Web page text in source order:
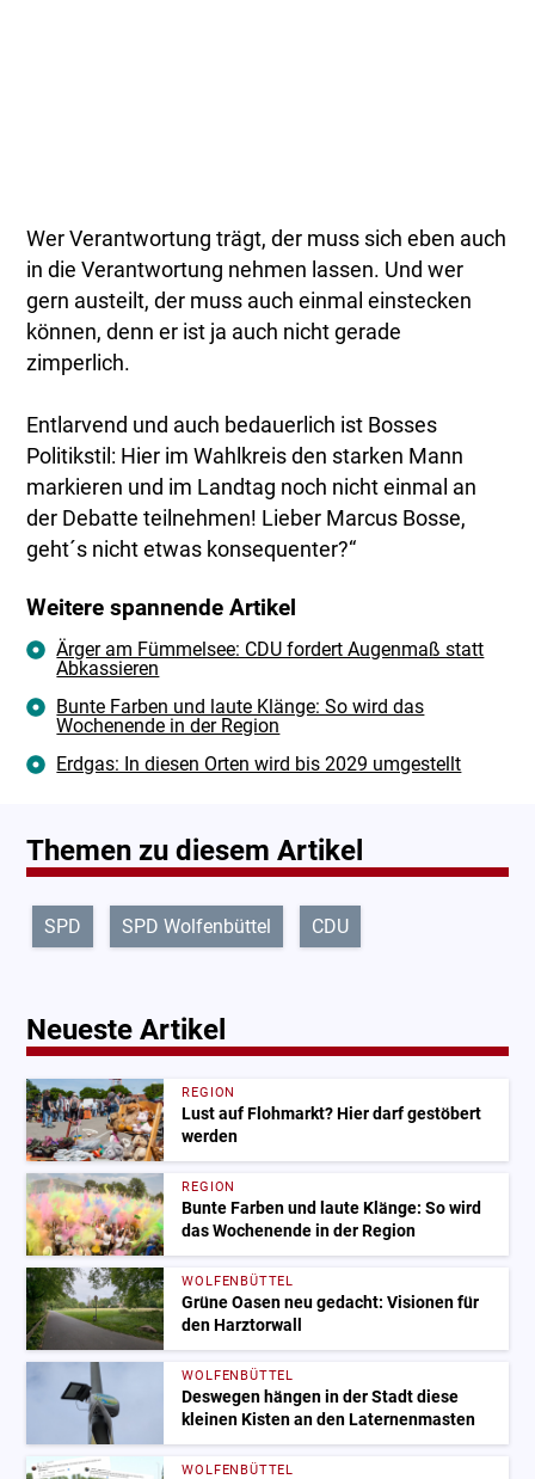
Wer Verantwortung trägt, der muss sich eben auch
in die Verantwortung nehmen lassen. Und wer
gern austeilt, der muss auch einmal einstecken
können, denn er ist ja auch nicht gerade
zimperlich.
Entlarvend und auch bedauerlich ist Bosses
Politikstil: Hier im Wahlkreis den starken Mann
markieren und im Landtag noch nicht einmal an
der Debatte teilnehmen! Lieber Marcus Bosse,
geht´s nicht etwas konsequenter?“
Weitere spannende Artikel
Ärger am Fümmelsee: CDU fordert Augenmaß statt
Abkassieren
Bunte Farben und laute Klänge: So wird das
Wochenende in der Region
Erdgas: In diesen Orten wird bis 2029 umgestellt
Themen zu diesem Artikel
SPD SPD Wolfenbüttel CDU
Neueste Artikel
REGION
Lust auf Flohmarkt? Hier darf gestöbert
werden
REGION
Bunte Farben und laute Klänge: So wird
das Wochenende in der Region
WOLFENBÜTTEL
Grüne Oasen neu gedacht: Visionen für
den Harztorwall
WOLFENBÜTTEL
Deswegen hängen in der Stadt diese
kleinen Kisten an den Laternenmasten
WOLFENBÜTTEL